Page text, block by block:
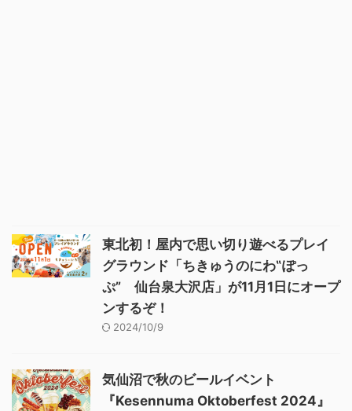
東北初！屋内で思い切り遊べるプレイ
グラウンド「ちきゅうのにわ‟ぽっ
ぷ” 仙台泉大沢店」が11月1日にオープ
ンするぞ！
2024/10/9
気仙沼で秋のビールイベント
『Kesennuma Oktoberfest 2024』